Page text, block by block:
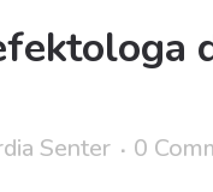
Senter 0